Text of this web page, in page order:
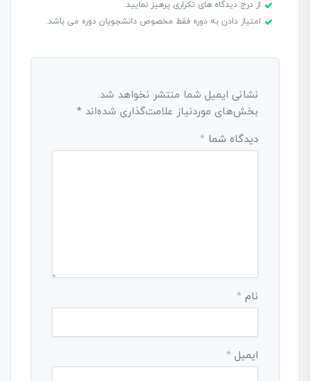
از درج دیدگاه های تکراری پرهیز نمایید.
امتیاز دادن به دوره فقط مخصوص دانشجویان دوره می باشد.
نشانی ایمیل شما منتشر نخواهد شد.
بخش‌های موردنیاز علامت‌گذاری شده‌اند *
دیدگاه شما *
نام *
ایمیل *